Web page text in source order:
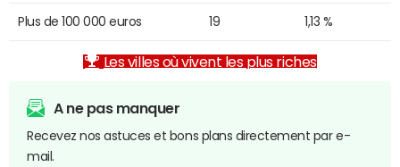
Plus de 100 000 euros 19 1,13 %
Les villes où vivent les plus riches
A ne pas manquer
Recevez nos astuces et bons plans directement par e-
mail.